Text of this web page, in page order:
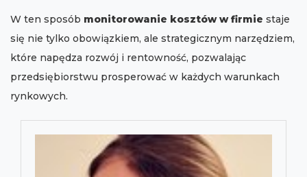
W ten sposób monitorowanie kosztów w firmie staje
się nie tylko obowiązkiem, ale strategicznym narzędziem,
które napędza rozwój i rentowność, pozwalając
przedsiębiorstwu prosperować w każdych warunkach
rynkowych.